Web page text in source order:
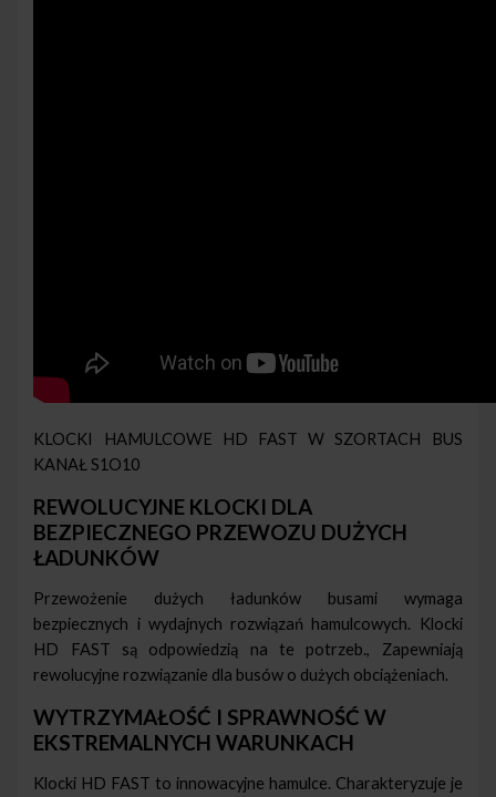
KLOCKI HAMULCOWE HD FAST W SZORTACH BUS
KANAŁ S1O10
REWOLUCYJNE KLOCKI DLA
BEZPIECZNEGO PRZEWOZU DUŻYCH
ŁADUNKÓW
Przewożenie dużych ładunków busami wymaga
bezpiecznych i wydajnych rozwiązań hamulcowych. Klocki
HD FAST są odpowiedzią na te potrzeb., Zapewniają
rewolucyjne rozwiązanie dla busów o dużych obciążeniach.
WYTRZYMAŁOŚĆ I SPRAWNOŚĆ W
EKSTREMALNYCH WARUNKACH
Klocki HD FAST to innowacyjne hamulce. Charakteryzuje je